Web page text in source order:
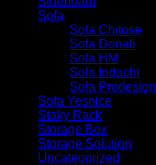
Sofa
Sofa Chitose
Sofa Donati
Sofa HM
Sofa Indachi
Sofa Prodesign
Sofa Yesnice
Staky Rack
Storage Box
Storage Solution
Uncategorized